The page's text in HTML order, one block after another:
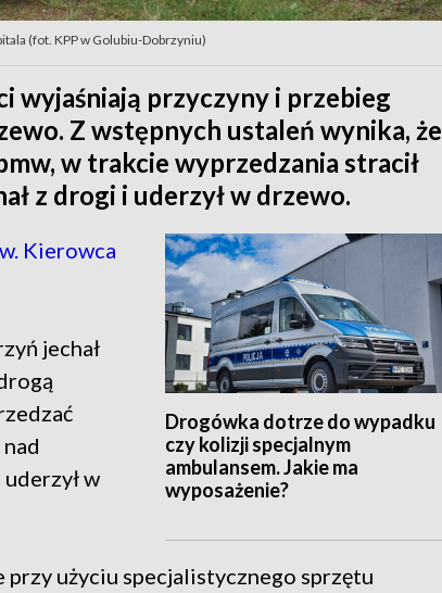
(fot. KPP w Golubiu-Dobrzyniu)
wyjaśniają przyczyny i przebieg
Z wstępnych ustaleń wynika, że
w trakcie wyprzedzania stracił
z drogi i uderzył w drzewo.
Drogówka dotrze do wypadku
czy kolizji specjalnym
ambulansem. Jakie ma
wyposażenie?
Kierowca
jechał
w
przy użyciu specjalistycznego sprzętu